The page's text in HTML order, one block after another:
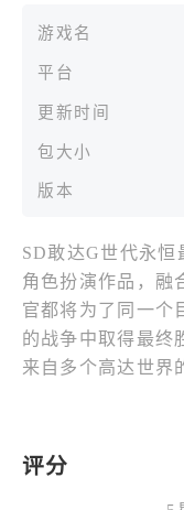
游戏名
平台
更新时间
包大小
版本
SD敢达G世代永
角色扮演作品，融
官都将为了同一个
的战争中取得最终
来自多个高达世界
力陷入无尽纷争
谨慎应对每一次出
评分